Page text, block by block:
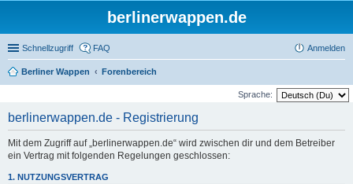
berlinerwappen.de
Schnellzugriff FAQ Anmelden
Berliner Wappen Forenbereich
Sprache:
berlinerwappen.de - Registrierung
Mit dem Zugriff auf „berlinerwappen.de“ wird zwischen dir und dem Betreiber
ein Vertrag mit folgenden Regelungen geschlossen:
1. NUTZUNGSVERTRAG